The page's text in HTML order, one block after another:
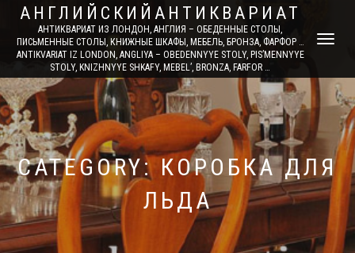
АНГЛИЙСКИЙАНТИКВАРИАТ
АНТИКВАРИАТ ИЗ ЛОНДОН, АНГЛИЯ – ОБЕДЕННЫЕ СТОЛЫ,
ПИСЬМЕННЫЕ СТОЛЫ, КНИЖНЫЕ ШКАФЫ, МЕБЕЛЬ, БРОНЗА, ФАРФОР …
ANTIKVARIAT IZ LONDON, ANGLIYA – OBEDENNYYE STOLY, PIS’MENNYYE
STOLY, KNIZHNYYE SHKAFY, MEBEL’, BRONZA, FARFOR …
TOGGLE
CATEGORY: КОРОБКА ДЛЯ
ЛЬДА